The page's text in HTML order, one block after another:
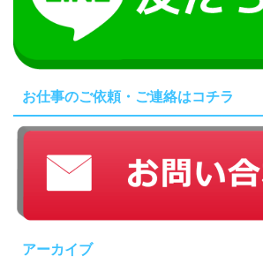
お仕事のご依頼・ご連絡はコチラ
アーカイブ